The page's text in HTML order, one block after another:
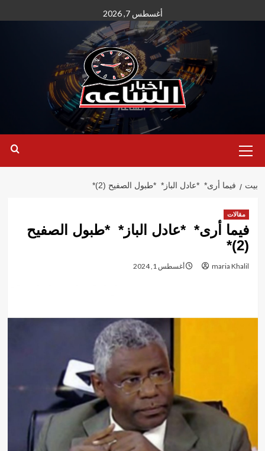
إلى
أغسطس 7, 2026
الأساسية
بيت فيما أرى* *عادل الباز* *طبول الصفيح (2)*
مقالات
فيما أرى* *عادل الباز* *طبول الصفيح
(2)*
maria Khalil أغسطس 1, 2024